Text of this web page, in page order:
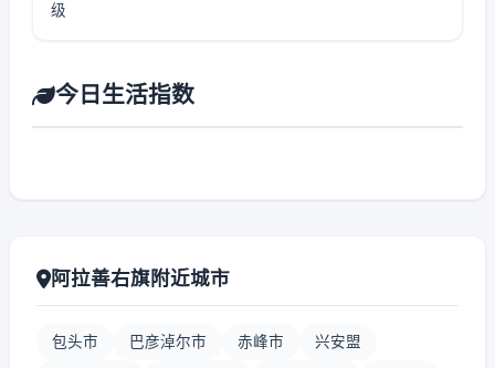
级
今日生活指数
阿拉善右旗附近城市
包头市 巴彦淖尔市 赤峰市 兴安盟